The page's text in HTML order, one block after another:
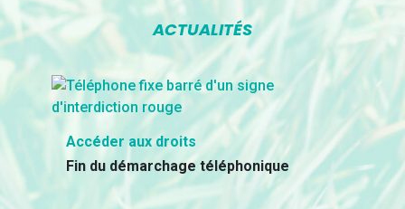
ACTUALITÉS
Accéder aux droits
Fin du démarchage téléphonique